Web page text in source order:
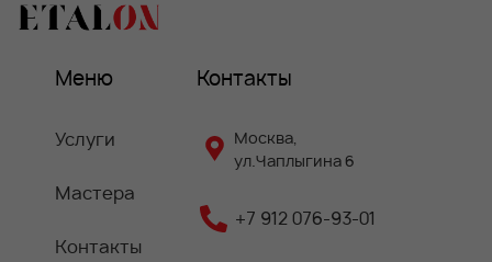
Меню
Услуги
Мастера
Контакты
Контакты
Москва,
ул.Чаплыгина 6
+7 912 076-93-01